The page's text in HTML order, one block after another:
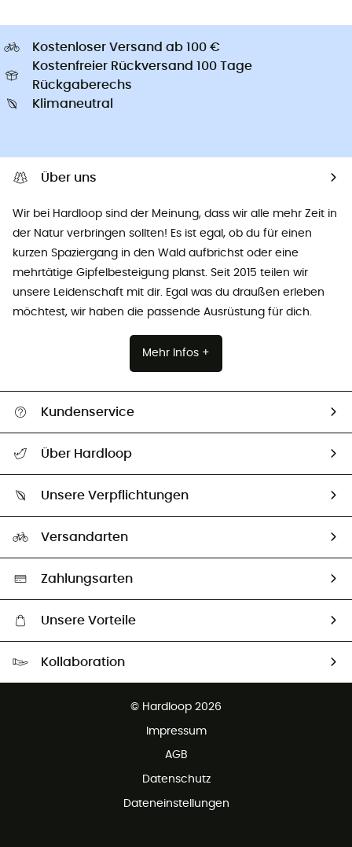
Kostenloser Versand ab 100 €
Kostenfreier Rückversand 100 Tage
Rückgaberechs
Klimaneutral
Über uns
Wir bei Hardloop sind der Meinung, dass wir alle mehr Zeit in
der Natur verbringen sollten! Es ist egal, ob du für einen
kurzen Spaziergang in den Wald aufbrichst oder eine
mehrtätige Gipfelbesteigung planst. Seit 2015 teilen wir
unsere Leidenschaft mit dir. Egal was du draußen erleben
möchtest, wir haben die passende Ausrüstung für dich.
Mehr Infos +
Kundenservice
Größentabelle
Vertrag widerrufen
Über Hardloop
Unsere Botschafter
Unsere Verpflichtungen
Auswahl an nachhaltigen Produkten
Versandarten
Zahlungsarten
Unsere Vorteile
Kollaboration
© Hardloop 2026
Impressum
AGB
Datenschutz
Dateneinstellungen